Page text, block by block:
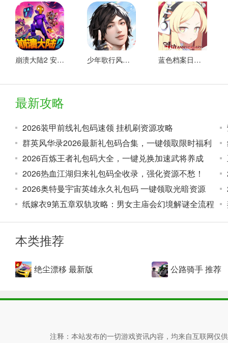
4、如果玩家想快速起步，需要点击油门踏板，保持指示针在
崩溃大陆2 安卓下载 少年歌行风花雪月 安卓版 蓝色档案日服 安卓版
最新攻略
2026装甲前线礼包码速领 挂机刷资源攻略
群英风华录2026最新礼包码合集，一键领取限时福利
2026百炼王者礼包码大全，一键兑换加速武将养成
2026热血江湖归来礼包码全收录，强化资源不愁！
2026奥特曼宇宙英雄永久礼包码 一键领取光暗资源
纸嫁衣9第五章双轨攻略：男女主庙会幻境解谜全流程
本类推荐
绝尘漂移 最新版 公路骑手 推荐
注释：本站发布的一切游戏资讯内容，均来自互联网仅